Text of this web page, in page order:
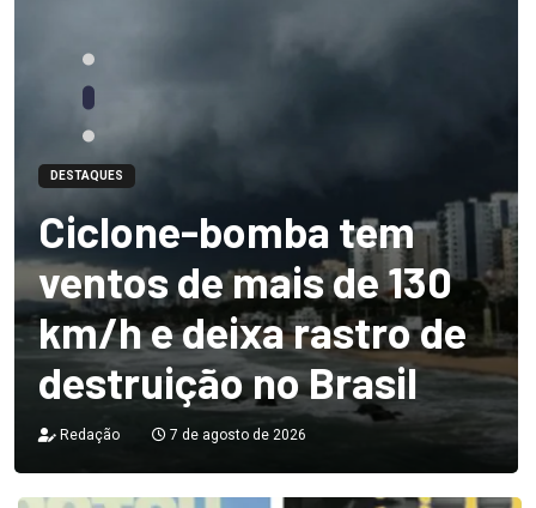
DESTAQUES
Ciclone-bomba tem
ventos de mais de 130
km/h e deixa rastro de
destruição no Brasil
Redação 7 de agosto de 2026